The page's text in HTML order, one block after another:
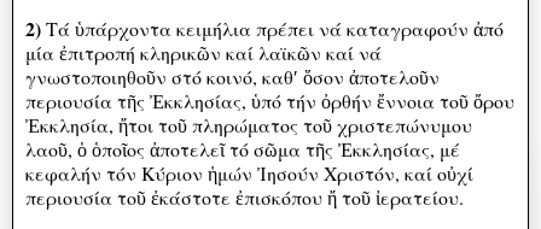
2)Τά ὑπάρχοντα κειμήλια πρέπει νά καταγραφούν ἀπό
μία ἐπιτροπή κληρικῶν καί λαϊκῶν καί νά
γνωστοποιηθοῦν στό κοινό, καθʹ ὅσον ἀποτελοῦν
περιουσία τῆς Ἐκκλησίας, ὑπό τήν ὀρθήν ἔννοια τοῦ ὄρου
Ἐκκλησία, ἤτοι τοῦ πληρώματος τοῦ χριστεπώνυμου
λαοῦ, ὁ ὁποῖος ἀποτελεῖ τό σῶμα τῆς Ἐκκλησίας, μέ
κεφαλήν τόν Κύριον ἡμών Ἰησούν Χριστόν, καί οὐχί
περιουσία τοῦ ἐκάστοτε ἐπισκόπου ἤ τοῦ ἰερατείου.